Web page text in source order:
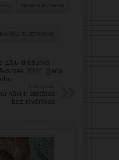
DIENAS BIZNESS
IZLIETOJUMS
Zāļu drošuma
2024. gada
nāvi ir atstātas
bez ievērības